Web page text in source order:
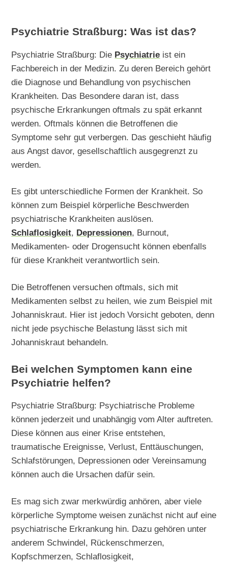
Psychiatrie Straßburg: Was ist das?
Psychiatrie Straßburg: Die Psychiatrie ist ein
Fachbereich in der Medizin. Zu deren Bereich gehört
die Diagnose und Behandlung von psychischen
Krankheiten. Das Besondere daran ist, dass
psychische Erkrankungen oftmals zu spät erkannt
werden. Oftmals können die Betroffenen die
Symptome sehr gut verbergen. Das geschieht häufig
aus Angst davor, gesellschaftlich ausgegrenzt zu
werden.
Es gibt unterschiedliche Formen der Krankheit. So
können zum Beispiel körperliche Beschwerden
psychiatrische Krankheiten auslösen.
Schlaflosigkeit, Depressionen, Burnout,
Medikamenten- oder Drogensucht können ebenfalls
für diese Krankheit verantwortlich sein.
Die Betroffenen versuchen oftmals, sich mit
Medikamenten selbst zu heilen, wie zum Beispiel mit
Johanniskraut. Hier ist jedoch Vorsicht geboten, denn
nicht jede psychische Belastung lässt sich mit
Johanniskraut behandeln.
Bei welchen Symptomen kann eine
Psychiatrie helfen?
Psychiatrie Straßburg: Psychiatrische Probleme
können jederzeit und unabhängig vom Alter auftreten.
Diese können aus einer Krise entstehen,
traumatische Ereignisse, Verlust, Enttäuschungen,
Schlafstörungen, Depressionen oder Vereinsamung
können auch die Ursachen dafür sein.
Es mag sich zwar merkwürdig anhören, aber viele
körperliche Symptome weisen zunächst nicht auf eine
psychiatrische Erkrankung hin. Dazu gehören unter
anderem Schwindel, Rückenschmerzen,
Kopfschmerzen, Schlaflosigkeit,